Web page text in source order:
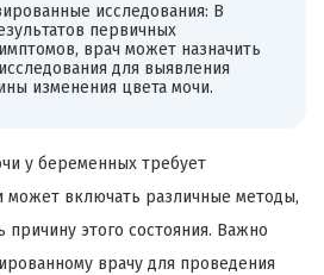
исследования: В
первичных
врач может назначить
для выявления
изменения цвета мочи.
у беременных требует
может включать различные методы,
этого состояния. Важно
врачу для проведения